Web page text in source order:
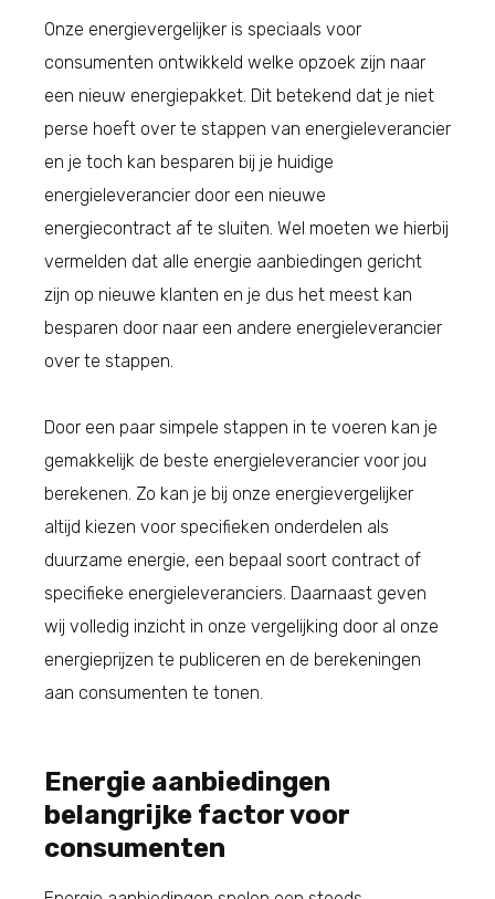
Onze energievergelijker is speciaals voor
consumenten ontwikkeld welke opzoek zijn naar
een nieuw energiepakket. Dit betekend dat je niet
perse hoeft over te stappen van energieleverancier
en je toch kan besparen bij je huidige
energieleverancier door een nieuwe
energiecontract af te sluiten. Wel moeten we hierbij
vermelden dat alle energie aanbiedingen gericht
zijn op nieuwe klanten en je dus het meest kan
besparen door naar een andere energieleverancier
over te stappen.
Door een paar simpele stappen in te voeren kan je
gemakkelijk de beste energieleverancier voor jou
berekenen. Zo kan je bij onze energievergelijker
altijd kiezen voor specifieken onderdelen als
duurzame energie, een bepaal soort contract of
specifieke energieleveranciers. Daarnaast geven
wij volledig inzicht in onze vergelijking door al onze
energieprijzen te publiceren en de berekeningen
aan consumenten te tonen.
Energie aanbiedingen
belangrijke factor voor
consumenten